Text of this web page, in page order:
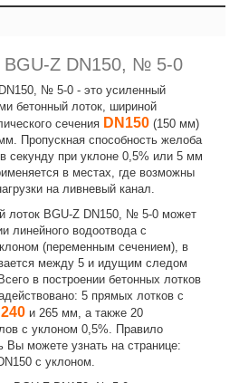
BGU-Z DN150, № 5-0
№ 5-0 - это усиленный
бетонный лоток, шириной
сечения DN150 (150 мм)
Пропускная способность желоба
секунду при уклоне 0,5% или 5 мм
в местах, где возможны
на ливневый канал.
лоток BGU-Z DN150, № 5-0 может
линейного водоотвода с
(переменным сечением), в
между 5 и идущим следом
в построении бетонных лотков
5 прямых лотков с
240 и 265 мм, а также 20
с уклоном 0,5%. Правило
Вы можете узнать на странице:
с уклоном.